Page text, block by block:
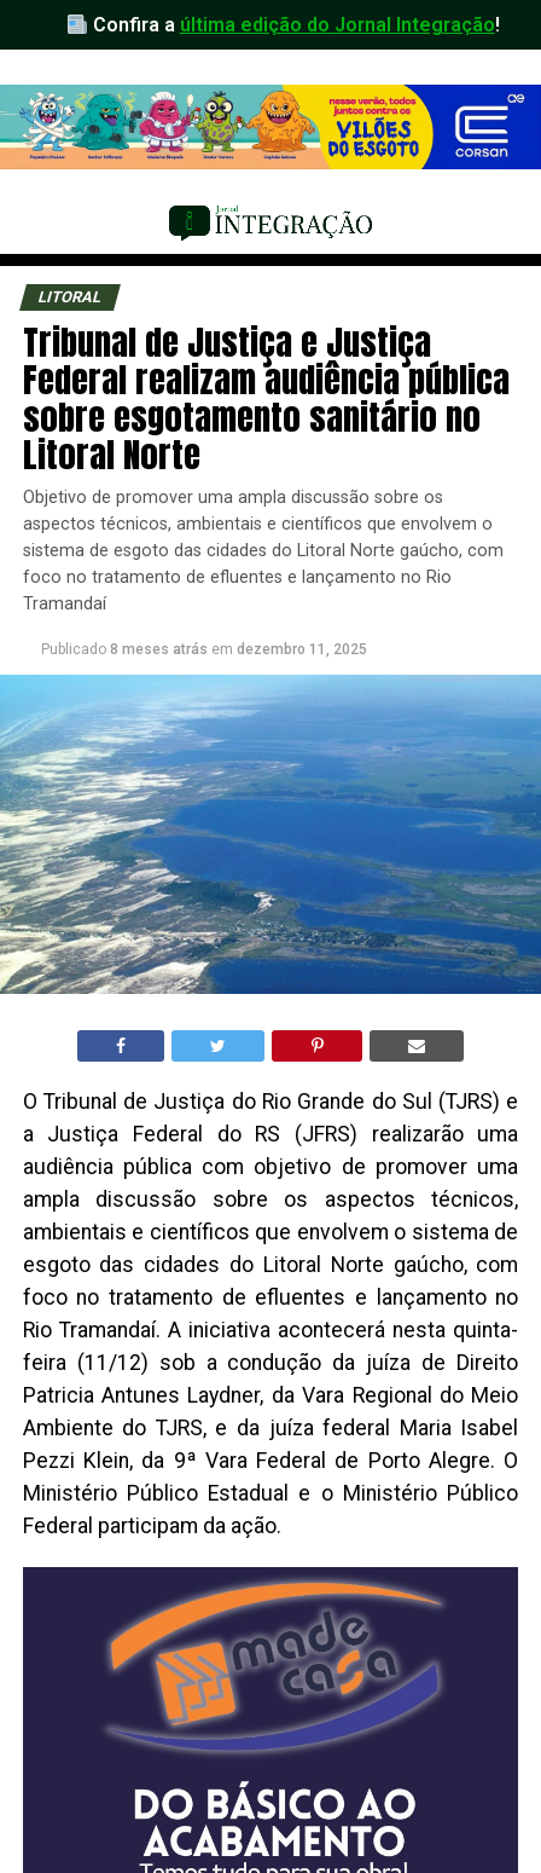
Confira a última edição do Jornal Integração!
LITORAL
Tribunal de Justiça e Justiça
Federal realizam audiência pública
sobre esgotamento sanitário no
Litoral Norte
Objetivo de promover uma ampla discussão sobre os
aspectos técnicos, ambientais e científicos que envolvem o
sistema de esgoto das cidades do Litoral Norte gaúcho, com
foco no tratamento de efluentes e lançamento no Rio
Tramandaí
Publicado 8 meses atrás em dezembro 11, 2025
O Tribunal de Justiça do Rio Grande do Sul (TJRS) e
a Justiça Federal do RS (JFRS) realizarão uma
audiência pública com objetivo de promover uma
ampla discussão sobre os aspectos técnicos,
ambientais e científicos que envolvem o sistema de
esgoto das cidades do Litoral Norte gaúcho, com
foco no tratamento de efluentes e lançamento no
Rio Tramandaí. A iniciativa acontecerá nesta quinta-
feira (11/12) sob a condução da juíza de Direito
Patricia Antunes Laydner, da Vara Regional do Meio
Ambiente do TJRS, e da juíza federal Maria Isabel
Pezzi Klein, da 9ª Vara Federal de Porto Alegre. O
Ministério Público Estadual e o Ministério Público
Federal participam da ação.